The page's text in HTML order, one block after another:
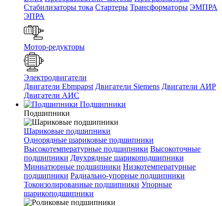
Стабилизаторы тока Стартеры Трансформаторы ЭМПРА
ЭПРА
Мотор-редукторы
Электродвигатели
Двигатели Ebmpapst Двигатели Siemens Двигатели АИР
Двигатели АИС
Подшипники
Подшипники
Шариковые подшипники
Однорядные шариковые подшипники
Высокотемпературные подшипники Высокоточные
подшипники Двухрядные шарикоподшипники
Миниатюрные подшипники Низкотемпературные
подшипники Радиально-упорные подшипники
Токоизолированные подшипники Упорные
шарикоподшипники